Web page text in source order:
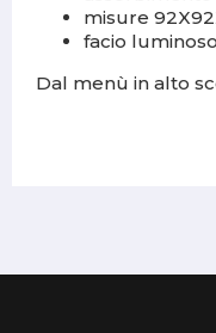
misure
facio
Dal menù in alto